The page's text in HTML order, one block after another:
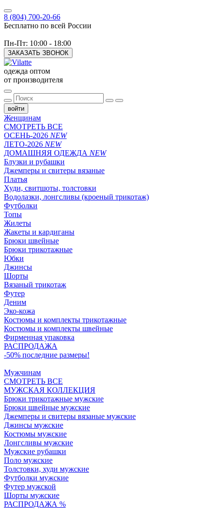
8 (804) 700-20-66
Бесплатно по всей России
Пн-Пт: 10:00 - 18:00
ЗАКАЗАТЬ ЗВОНОК
одежда оптом
от производителя
войти
Женщинам
СМОТРЕТЬ ВСЕ
ОСЕНЬ-2026 NEW
ЛЕТО-2026 NEW
ДОМАШНЯЯ ОДЕЖДА NEW
Блузки и рубашки
Джемперы и свитеры вязаные
Платья
Худи, свитшоты, толстовки
Водолазки, лонгсливы (кроеный трикотаж)
Футболки
Топы
Жилеты
Жакеты и кардиганы
Брюки швейные
Брюки трикотажные
Юбки
Джинсы
Шорты
Вязаный трикотаж
Футер
Деним
Эко-кожа
Костюмы и комплекты трикотажные
Костюмы и комплекты швейные
Фирменная упаковка
РАСПРОДАЖА
-50% последние размеры!
Мужчинам
СМОТРЕТЬ ВСЕ
МУЖСКАЯ КОЛЛЕКЦИЯ
Брюки трикотажные мужские
Брюки швейные мужские
Джемперы и свитеры вязаные мужские
Джинсы мужские
Костюмы мужские
Лонгсливы мужские
Мужские рубашки
Поло мужские
Толстовки, худи мужские
Футболки мужские
Футер мужской
Шорты мужские
РАСПРОДАЖА %